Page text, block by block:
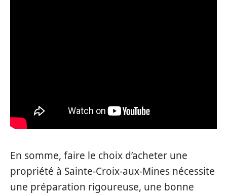
En somme, faire le choix d’acheter une
propriété à Sainte-Croix-aux-Mines nécessite
une préparation rigoureuse, une bonne